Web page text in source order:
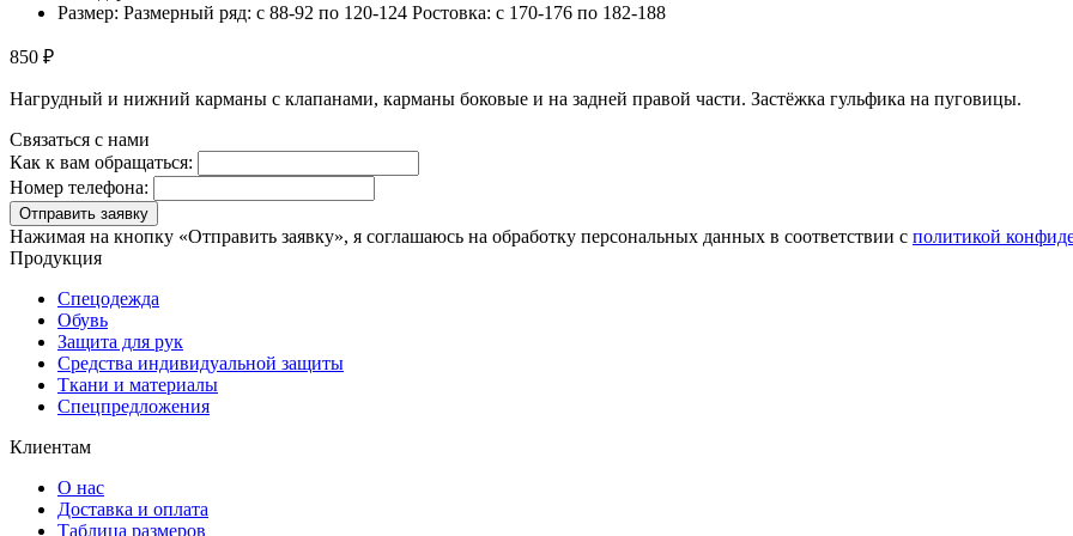
Размер: Размерный ряд: с 88-92 по 120-124 Ростовка: с 170-176 по 182-188
850 ₽
Нагрудный и нижний карманы с клапанами, карманы боковые и на задней правой части. Застёжка гульфика на пуговицы.
Связаться с нами
Как к вам обращаться:
Номер телефона:
Отправить заявку
Нажимая на кнопку «Отправить заявку», я соглашаюсь на обработку персональных данных в соответствии с политикой
Продукция
Спецодежда
Обувь
Защита для рук
Средства индивидуальной защиты
Ткани и материалы
Спецпредложения
Клиентам
О нас
Доставка и оплата
Таблица размеров